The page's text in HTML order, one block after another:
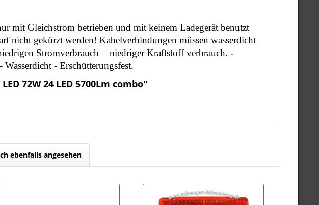
mit Gleichstrom betrieben und mit keinem Ladegerät benutzt
nicht gekürzt werden! Kabelverbindungen müssen wasserdicht
Stromverbrauch = niedriger Kraftstoff verbrauch. -
- Erschütterungsfest.
72W 24 LED 5700Lm combo"
ebenfalls angesehen